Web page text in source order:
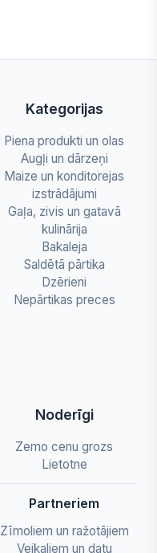
Kategorijas
Piena produkti un olas
Augļi un dārzeņi
Maize un konditorejas
izstrādājumi
Gaļa, zivis un gatavā
kulinārija
Bakaleja
Saldētā pārtika
Dzērieni
Nepārtikas preces
Noderīgi
Zemo cenu grozs
Lietotne
Partneriem
Zīmoliem un ražotājiem
Veikaliem un datu